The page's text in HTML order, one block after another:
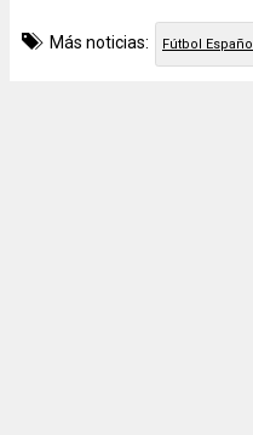
Más noticias: Fútbol Español